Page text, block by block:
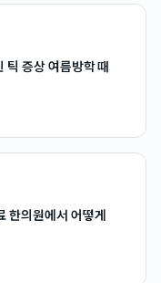
증상 여름방학 때
한의원에서 어떻게